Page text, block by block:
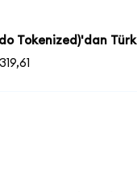
Tokenized)'dan Türk